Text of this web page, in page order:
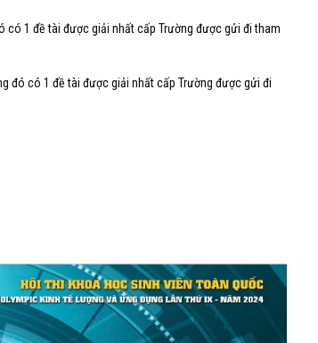
có 1 đề tài được giải nhất cấp Trường được gửi đi tham
đó có 1 đề tài được giải nhất cấp Trường được gửi đi